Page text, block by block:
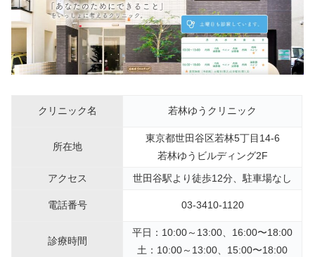
クリニック名 若林ゆうクリニック
所在地
東京都世田谷区若林5丁目14-6
若林ゆうビルディング2F
アクセス
世田谷駅より徒歩12分、駐車場なし
電話番号 03-3410-1120
診療時間
平日：10:00～13:00、16:00〜18:00
土：10:00～13:00、15:00〜18:00